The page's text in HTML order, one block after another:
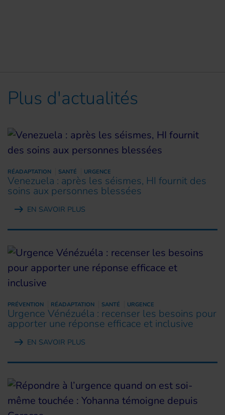
Plus d'actualités
RÉADAPTATION SANTÉ URGENCE
Venezuela : après les séismes, HI fournit des
soins aux personnes blessées
EN SAVOIR PLUS
PRÉVENTION RÉADAPTATION SANTÉ URGENCE
Urgence Vénézuéla : recenser les besoins pour
apporter une réponse efficace et inclusive
EN SAVOIR PLUS